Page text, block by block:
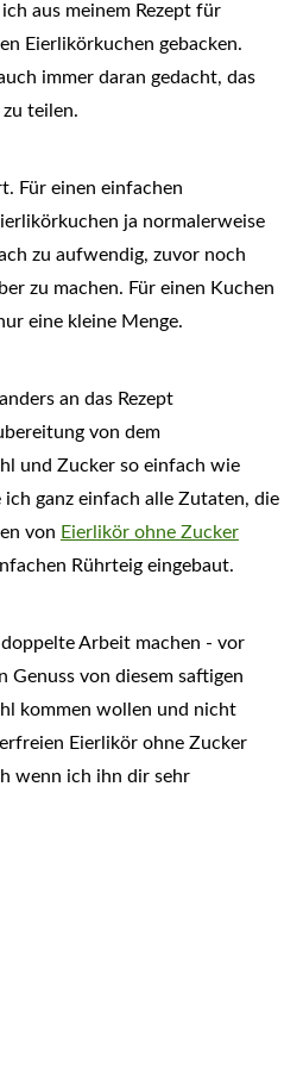
aus meinem Rezept für
Eierlikörkuchen gebacken.
immer daran gedacht, das
zu teilen.
Für einen einfachen
ja normalerweise
zu aufwendig, zuvor noch
zu machen. Für einen Kuchen
eine kleine Menge.
an das Rezept
von dem
und Zucker so einfach wie
ich ganz einfach alle Zutaten, die
von Eierlikör ohne Zucker
Rührteig eingebaut.
Arbeit machen - vor
von diesem saftigen
kommen wollen und nicht
Eierlikör ohne Zucker
wenn ich ihn dir sehr